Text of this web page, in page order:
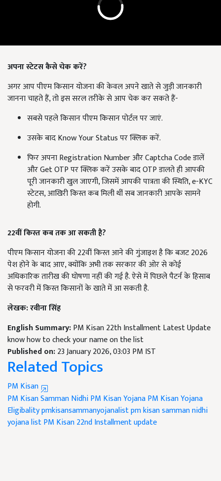
अपना स्टेटस कैसे चेक करें?
अगर आप पीएम किसान योजना की केवल अपने खाते से जुड़ी जानकारी
जानना चाहते हैं, तो इस सरल तरीके से आप चेक कर सकते हैं-
सबसे पहले किसान पीएम किसान पोर्टल पर जाएं.
उसके बाद Know Your Status पर क्लिक करें.
फिर अपना Registration Number और Captcha Code डालें
और Get OTP पर क्लिक करें उसके बाद OTP डालते ही आपकी
पूरी जानकारी खुल जाएगी, जिसमें आपकी पात्रता की स्थिति, e-KYC
स्टेटस, आखिरी किस्त कब मिली थीं सब जानकारी आपके सामने
होगी.
22वीं किस्त कब तक आ सकती है?
पीएम किसान योजना की 22वीं किस्त आने की गुंजाइश है कि बजट 2026
पेश होने के बाद आए, क्योंकि अभी तक सरकार की ओर से कोई
अधिकारिक तारीख की घोषणा नहीं की गई है. ऐसे में पिछले पैटर्न के हिसाब
से फरवरी में किस्त किसानों के खाते में आ सकती है.
लेखक: रवीना सिंह
English Summary:PM Kisan 22th Installment Latest Update
know how to check your name on the list
Published on:23 January 2026, 03:03 PM IST
Related Topics
PM Kisan
PM Kisan Samman NidhiPM Kisan YojanaPM Kisan Yojana
Eligibalitypmkisansammanyojanalistpm kisan samman nidhi
yojana listPM Kisan 22nd Installment update